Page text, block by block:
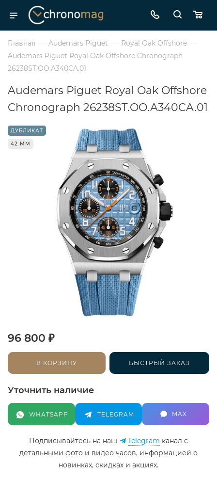
Главная — Audemars Piguet — Royal Oak Offshore —
Audemars Piguet Royal Oak Offshore Chronograph
26238ST.OO.A340CA.01
Audemars Piguet Royal Oak Offshore
Chronograph 26238ST.OO.A340CA.01
ДУБЛИКАТ
42 ММ
96 800 ₽
В КОРЗИНУ БЫСТРЫЙ ЗАКАЗ
Уточнить наличие
WHATSAPP TELEGRAM MAX
Подписывайтесь на наш Telegram канал c
детальными фото и видео часов, информацией о
новинках, скидках и акциях.